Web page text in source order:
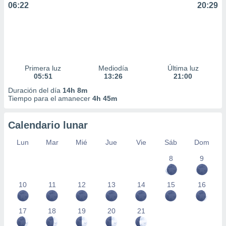
perfiles
crear un
la
contenido
de la
el
de
de
uso de
06:22 20:29
Primera luz
05:51
Mediodía
13:26
Última luz
21:00
Duración del día 14h 8m
Tiempo para el amanecer 4h 45m
Calendario lunar
Lun Mar Mié Jue Vie Sáb
Dom
8
9
10 11 12 13 14 15 16
17 18 19 20 21